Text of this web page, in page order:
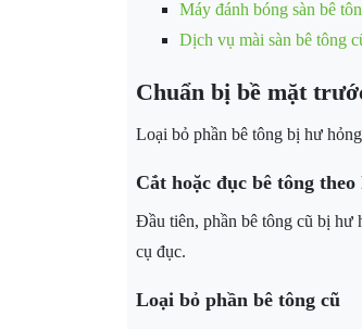
Máy đánh bóng sàn bê
Dịch vụ mài sàn bê tông
Chuẩn bị bề mặt
Loại bỏ phần bê tông bị hư
Cắt hoặc đục bê tông
Đầu tiên, phần bê tông cũ bị hư
cụ đục.
Loại bỏ phần bê tông cũ